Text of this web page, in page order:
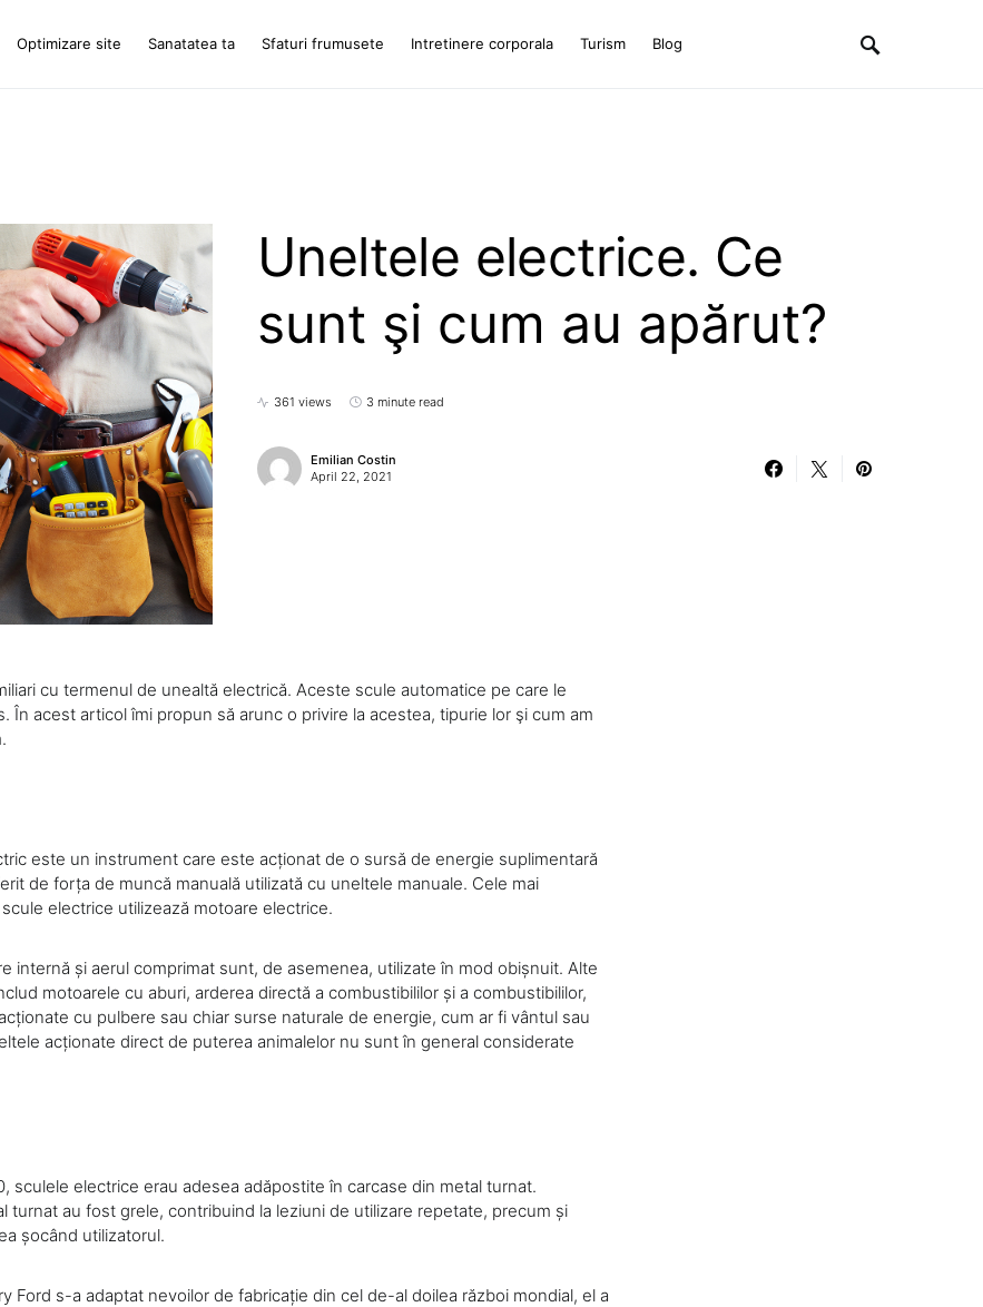
Optimizare site Sanatatea ta Sfaturi frumusete Intretinere corporala Turism Blog
Uneltele electrice. Ce
sunt şi cum au apărut?
361 views 3 minute read
Emilian Costin
April 22, 2021
cu termenul de unealtă electrică. Aceste scule automatice pe care le
În acest articol îmi propun să arunc o privire la acestea, tipurie lor şi cum am
este un instrument care este acționat de o sursă de energie suplimentară
de forța de muncă manuală utilizată cu uneltele manuale. Cele mai
electrice utilizează motoare electrice.
internă și aerul comprimat sunt, de asemenea, utilizate în mod obișnuit. Alte
motoarele cu aburi, arderea directă a combustibililor și a combustibililor,
cu pulbere sau chiar surse naturale de energie, cum ar fi vântul sau
acționate direct de puterea animalelor nu sunt în general considerate
sculele electrice erau adesea adăpostite în carcase din metal turnat.
turnat au fost grele, contribuind la leziuni de utilizare repetate, precum și
șocând utilizatorul.
Ford s-a adaptat nevoilor de fabricație din cel de-al doilea război mondial, el a